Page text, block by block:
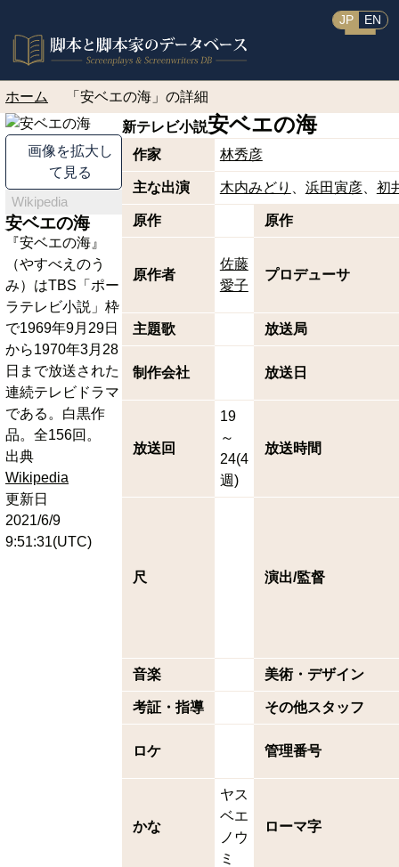
JP EN
ホーム 「安ベエの海」の詳細
画像を拡大し
て見る
Wikipedia
安ベエの海
『安ベエの海』
（やすべえのう
み）はTBS「ポー
ラテレビ小説」枠
で1969年9月29日
から1970年3月28
日まで放送された
連続テレビドラマ
である。白黒作
品。全156回。
出典
Wikipedia
更新日
2021/6/9
9:51:31(UTC)
新テレビ小説安ベエの海
作家 林秀彦
主な出演 木内みどり 浜田寅彦 初
原作 原作
原作者
佐藤
愛子
プロデューサ
主題歌 放送局
制作会社 放送日
放送回
19
～
24(4
週)
放送時間
尺 演出/監督
音楽 美術・デザイン
考証・指導 その他スタッフ
ロケ 管理番号
かな
ヤス
ベエ
ノウ
ミ
ローマ字